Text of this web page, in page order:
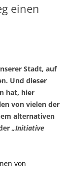
einen
Stadt, auf
Und dieser
hat, hier
von vielen der
alternativen
„Initiative
von